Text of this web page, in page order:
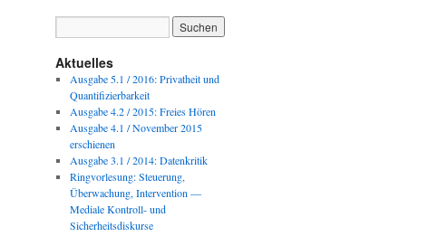
Aktuelles
Ausgabe 5.1 / 2016: Privatheit und
Quantifizierbarkeit
Ausgabe 4.2 / 2015: Freies Hören
Ausgabe 4.1 / November 2015
erschienen
Ausgabe 3.1 / 2014: Datenkritik
Ringvorlesung: Steuerung,
Überwachung, Intervention —
Mediale Kontroll- und
Sicherheitsdiskurse